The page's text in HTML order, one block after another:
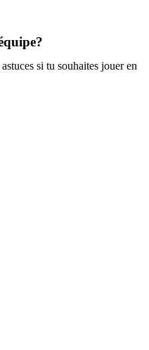
si tu souhaites jouer en